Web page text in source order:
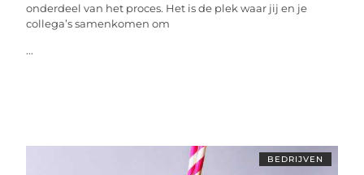
onderdeel van het proces. Het is de plek waar jij en je
collega’s samenkomen om
...
BEDRIJVEN